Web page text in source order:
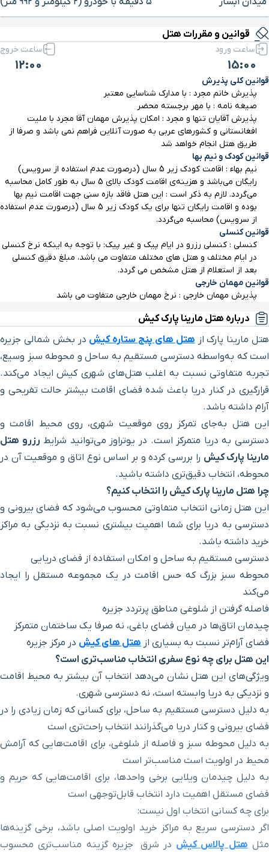
باغ پرندگان
پلاژآقایان
بازار پردیس2 ۵ دقیقه با خودرو (۳ کیلومتر و ۲۸۸ متر)
میدان پردیس ۶ دقیقه با خودرو (۳ کیلومتر و ۴۰۲ متر)
پارک هنگام ۶ دقیقه با خودرو (۳ کیلومتر و ۴۱۷ متر)
پارک دلفینها ۶ دقیقه با خودرو (۳ کیلومتر و ۵۷۰ متر)
بازار کیش مال ۶ دقیقه با خودرو (۳ کیلومتر و ۶۰۲ متر)
بازار پردیس یک ۶ دقیقه با خودرو (۳ کیلومتر و ۷۰۰ متر)
رویال مال
خیابان رودکی ۶ دقیقه با خودرو (۳ کیلومتر و ۸۷۹ متر)
مرکز تجاری ۷ دقیقه با خودرو (۴ کیلومتر و ۱۷۴ متر)
مرکز همایش های بین المللی
فلای بورد
کیبل اسکی
بلوار ساحل ۷ دقیقه با خودرو (۴ کیلومتر و ۴۶۷ متر)
بازار زیتون
گذر هنرمندان
بولینگ مریم ۷ دقیقه با خودرو (۴ کیلومتر و ۶۸۵ متر)
بازار پانیذ
توتی فروتی ۸ دقیقه با خودرو (۴ کیلومتر و ۸۴۵ متر)
هایپرمارکت
بازار ونوس ۸ دقیقه با خودرو (۴ کیلومتر و ۸۹۶ متر)
کوه نور ۸ دقیقه با خودرو (۵ کیلومتر و ۱۴۵ متر)
برای بزرگنمایی روی نقشه کلیک کنید
قوانین و مقررات هتل
ساعت ورود
15:00
ساعت خروج
12:00
قوانین کلی پذیرش
پذیرش خانم مجرد : با مدارک شناسایی معتبر
صیغه نامه : با مهر برجسته محضر
پذیرش آقایان تنها و مجرد : امکان پذیرش مهمان آقا مجرد با ملیت
افغانستانی و کشورهای عربی به صورت آنلاین فراهم نمی باشد و صرفا از
طریق هتل انجام خواهد شد
قوانین کودک و نیم بها
نیم بهاء : اقامت کودک زیر 5 سال (درصورت عدم استفاده از سرویس)
رایگان می‌باشد و هزینه‌ی اقامت کودک بالای 5 سال به طور کامل محاسبه
می‌گردد. لازم به ذکر است : این هتل فاقد بازه سنی جهت اقامت نیم بها
بوده و اقامت رایگان تنها برای یک کودک زیر 5 سال (درصورت عدم استفاده
از سرویس) محاسبه می‌گردد.
قوانین کنسلی
کنسلی : کنسلی رزرو در ایام پیک و غیر پیک: با توجه به اینکه نرخ کنسلی
در ایام مختلف و هتل های مختلف متفاوت می باشد، مبلغ دقیق کنسلی
بعد از استعلام از هتل مشخص می گردد.
قوانین مهمان خارجی
پذیرش مهمان خارجی : نرخ مهمان خارجی متفاوت می باشد
درباره هتل مارینا پارک کیش
هتل مارینا پارک ازهتل های پنج ستاره کیش در بخش شمالی جزیره
است که به‌واسطه دسترسی مستقیم به ساحل و محوطه سبز وسیع،
تجربه متفاوتی نسبت به اغلب هتل‌های شهری کیش ایجاد می‌کند.
قرارگیری در کنار دریا باعث شده فضای اقامت بیشتر حالت تفریحی و
آرام داشته باشد.
این هتل به‌جای تمرکز روی موقعیت شهری، روی محیط اقامت و
دسترسی به دریا متمرکز است. در یوتراوز می‌توانید شرایط رزرو هتل
مارینا پارک کیش را بررسی کرده و بر اساس نوع اتاق و موقعیت آن در
محوطه، انتخاب دقیق‌تری داشته باشید.
چرا هتل مارینا پارک کیش را انتخاب کنیم؟
این هتل زمانی انتخاب متفاوتی محسوب می‌شود که فضای بیرونی و
دسترسی به دریا برای شما اهمیت بیشتری نسبت به نزدیکی به مراکز
خرید داشته باشد.
دسترسی مستقیم به ساحل و امکان استفاده از فضای دریایی
محوطه سبز بزرگ که حس اقامت در یک مجموعه مستقل را ایجاد
می‌کند
فاصله گرفتن از شلوغی مناطق پرتردد جزیره
چیدمان اتاق‌ها در میان فضای باغی، نه صرفا یک ساختمان متمرکز
فضای آرام‌تر نسبت به بسیاری از هتل های کیش در مرکز جزیره
این هتل برای چه نوع سفری انتخاب مناسب‌تری است؟
ویژگی‌های این هتل نشان می‌دهد انتخاب آن بیشتر به محیط اقامت
و نزدیکی به دریا وابسته است، نه دسترسی شهری.
به دلیل دسترسی مستقیم به ساحل، برای کسانی که زمان زیادی را در
فضای بیرونی و کنار دریا می‌گذرانند انتخاب راحت‌تری است
به دلیل محوطه سبز و فاصله از شلوغی، برای اقامت‌هایی که آرامش
محیط در اولویت است مناسب‌تر است
به دلیل چیدمان ویلایی برخی واحدها، برای اقامت‌هایی که حریم و
فضای مستقل اهمیت دارد انتخاب قابل‌توجهی است
برای چه کسانی انتخاب اول نیست:
اگر دسترسی سریع به مراکز خرید اولویت اصلی باشد، برخی گزینه‌ها
مثلهتل پالاس کیش در شرق جزیره گزینه‌ مناسب‌تری محسوب